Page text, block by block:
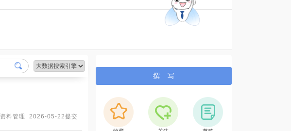
料管理 2026-05-22提交
撰 写